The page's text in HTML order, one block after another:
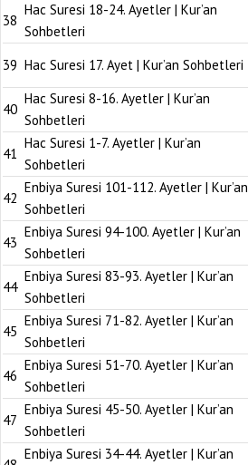
38
Hac Suresi 18-24. Ayetler | Kur’an
Sohbetleri
39 Hac Suresi 17. Ayet | Kur’an Sohbetleri
40
Hac Suresi 8-16. Ayetler | Kur’an
Sohbetleri
41
Hac Suresi 1-7. Ayetler | Kur’an
Sohbetleri
42
Enbiya Suresi 101-112. Ayetler | Kur’an
Sohbetleri
43
Enbiya Suresi 94-100. Ayetler | Kur’an
Sohbetleri
44
Enbiya Suresi 83-93. Ayetler | Kur’an
Sohbetleri
45
Enbiya Suresi 71-82. Ayetler | Kur’an
Sohbetleri
46
Enbiya Suresi 51-70. Ayetler | Kur’an
Sohbetleri
47
Enbiya Suresi 45-50. Ayetler | Kur’an
Sohbetleri
Enbiya Suresi 34-44. Ayetler | Kur’an